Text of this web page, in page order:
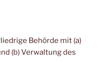
Behör­de mit (a)
(b) Ver­wal­tung des